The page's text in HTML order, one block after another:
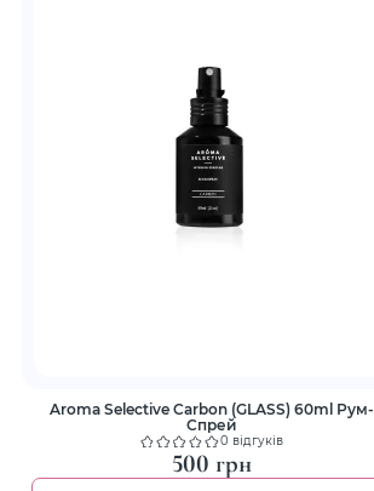
Aroma Selective Carbon (GLASS) 60ml Рум-
Спрей
0 відгуків
500 грн